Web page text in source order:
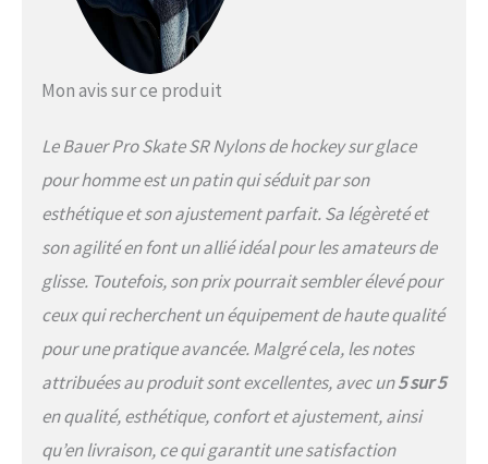
Mon avis sur ce produit
Le Bauer Pro Skate SR Nylons de hockey sur glace
pour homme est un patin qui séduit par son
esthétique et son ajustement parfait. Sa légèreté et
son agilité en font un allié idéal pour les amateurs de
glisse. Toutefois, son prix pourrait sembler élevé pour
ceux qui recherchent un équipement de haute qualité
pour une pratique avancée. Malgré cela, les notes
attribuées au produit sont excellentes, avec un5 sur 5
en qualité, esthétique, confort et ajustement, ainsi
qu’en livraison, ce qui garantit une satisfaction